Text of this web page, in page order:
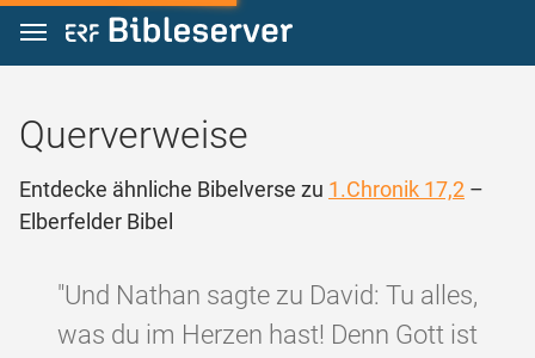
Zum Inhalt springen
Querverweise
Entdecke ähnliche Bibelverse zu 1.Chronik 17,2 –
Elberfelder Bibel
"Und Nathan sagte zu David: Tu alles,
was du im Herzen hast! Denn Gott ist